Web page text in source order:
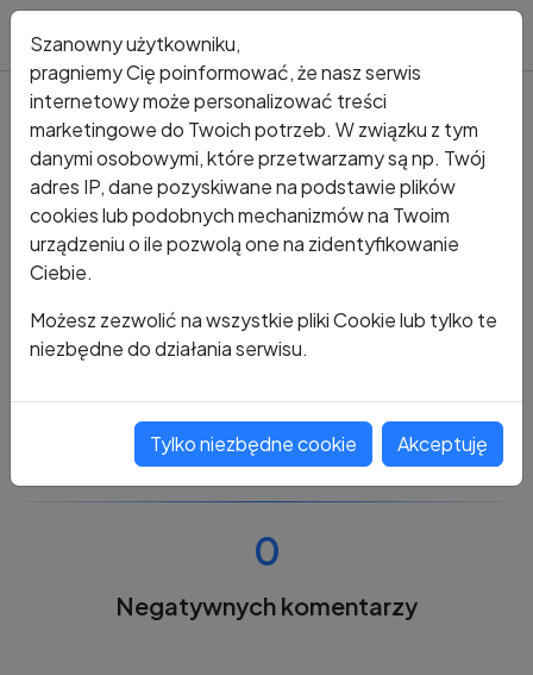
Kto dzwonił? Numer +48 539 530 168
+48 539 530 168
0
Negatywnych komentarzy
Szanowny użytkowniku,
pragniemy Cię poinformować, że nasz serwis
internetowy może personalizować treści
marketingowe do Twoich potrzeb. W związku z tym
danymi osobowymi, które przetwarzamy są np. Twój
adres IP, dane pozyskiwane na podstawie plików
cookies lub podobnych mechanizmów na Twoim
urządzeniu o ile pozwolą one na zidentyfikowanie
Ciebie.
Możesz zezwolić na wszystkie pliki Cookie lub tylko te
niezbędne do działania serwisu.
Tylko niezbędne cookie Akceptuję